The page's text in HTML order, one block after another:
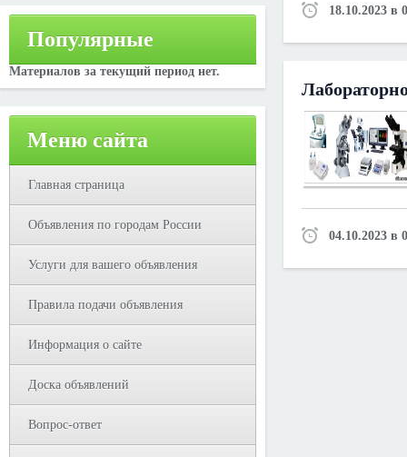
Популярные
Материалов за текущий период нет.
Меню сайта
Главная страница
Объявления по городам России
Услуги для вашего объявления
Правила подачи объявления
Информация о сайте
Доска объявлений
Вопрос-ответ
18.10.2023 в
04.10.2023 в